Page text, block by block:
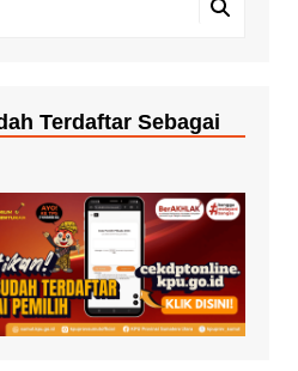
Terdaftar Sebagai